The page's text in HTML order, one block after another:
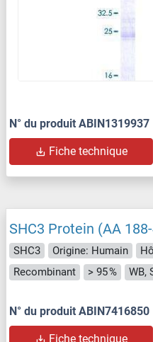
N° du produit ABIN1319937
Fiche technique
SHC3 Protein (AA
SHC3 Origine: Humain
Recombinant
> 95 % WB,
N° du produit ABIN7416850
Fiche technique